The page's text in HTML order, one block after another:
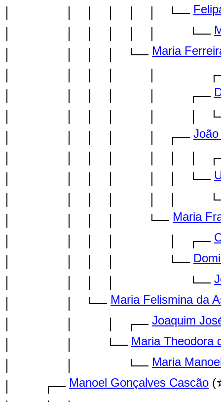
Maria
Maria
Maria Felismina da
Joaquim
Maria Theodora
Maria
Manoel Gonçalves Cascão (